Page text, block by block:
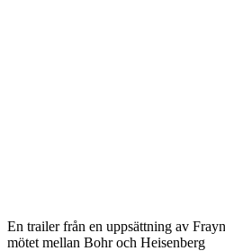
En trailer från en uppsättning av
mötet mellan Bohr och Heisenberg